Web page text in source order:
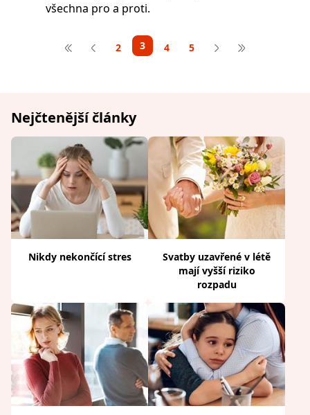
všechna pro a proti.
2 3 4 5
Nejčtenější články
Nikdy nekončící stres
Svatby uzavřené v létě
mají vyšší riziko
rozpadu